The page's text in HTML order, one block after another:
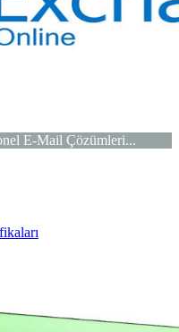
E-Mail Çözümleri...